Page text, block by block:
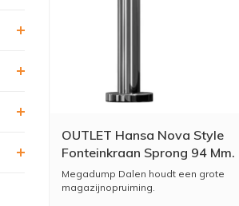
OUTLET Hansa Nova Style
Fonteinkraan Sprong 94 Mm.
Chroom
Megadump Dalen houdt een grote
magazijnopruiming.